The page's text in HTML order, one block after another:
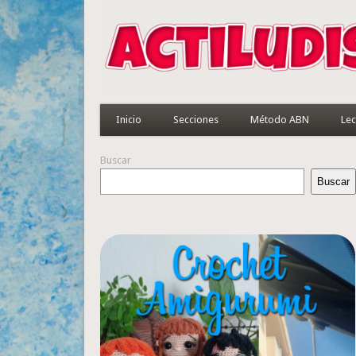
Inicio Secciones Método ABN
Buscar
Buscar